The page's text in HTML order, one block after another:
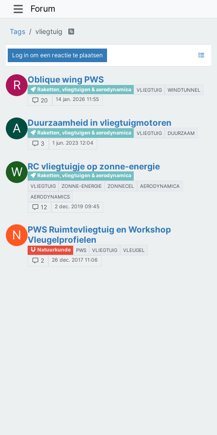
Forum
Tags vliegtuig
Log in om een reactie te plaatsen
R Oblique wing PWS
Raketten, vliegtuigen & aerodynamica VLIEGTUIG WINDTUNNEL
20 14 jan. 2026 11:55
A Duurzaamheid in vliegtuigmotoren
Raketten, vliegtuigen & aerodynamica VLIEGTUIG DUURZAAM
3 1 jun. 2023 12:04
W RC vliegtuigje op zonne-energie
Raketten, vliegtuigen & aerodynamica
VLIEGTUIG ZONNE-ENERGIE ZONNECEL
AERODYNAMICA
AERODYNAMICS
12 2 dec. 2019 09:45
N
PWS Ruimtevliegtuig en Workshop
Vleugelprofielen
Natuurkunde PWS VLIEGTUIG VLEUGEL
2 26 dec. 2017 11:06